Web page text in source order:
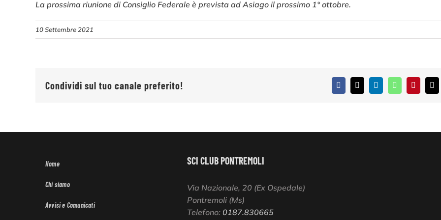
La prossima riunione di Consiglio Federale è prevista ad Asiago il prossimo 1° ottobre.
10 Settembre 2021
Condividi sul tuo canale preferito! Facebook
X LinkedInWhatsAppPinterest
Home
Chi siamo
Avvisi e Comunicati
SCI CLUB PONTREMOLI
Via Nazionale, 20 (Ex Ospedale)
Pontremoli (Ms)
Telefono: 0187.830665